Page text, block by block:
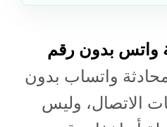
واتس بدون رقم
محادثة واتساب بدون
الاتصال، وليس